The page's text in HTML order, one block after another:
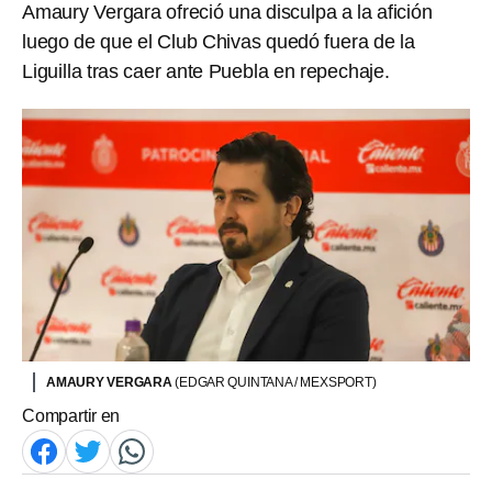
Amaury Vergara ofreció una disculpa a la afición
luego de que el Club Chivas quedó fuera de la
Liguilla tras caer ante Puebla en repechaje.
AMAURY VERGARA(EDGAR QUINTANA / MEXSPORT)
Compartir en